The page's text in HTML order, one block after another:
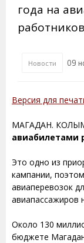
года на
Новости 09
Версия для
МАГАДАН.
авиабилетами
Это одно из
кампании,
авиаперевозок
авиапассажиров
Около 130
бюджете